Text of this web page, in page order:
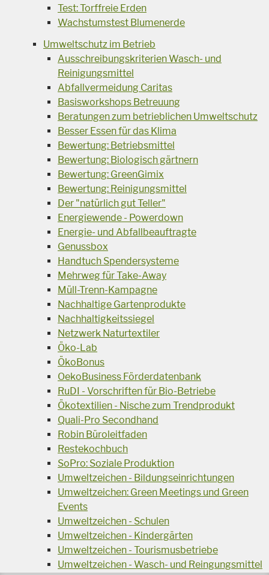
Test: Torffreie Erden
Wachstumstest Blumenerde
Umweltschutz im Betrieb
Ausschreibungskriterien Wasch- und
Reinigungsmittel
Abfallvermeidung Caritas
Basisworkshops Betreuung
Beratungen zum betrieblichen Umweltschutz
Besser Essen für das Klima
Bewertung: Betriebsmittel
Bewertung: Biologisch gärtnern
Bewertung: GreenGimix
Bewertung: Reinigungsmittel
Der "natürlich gut Teller"
Energiewende - Powerdown
Energie- und Abfallbeauftragte
Genussbox
Handtuch Spendersysteme
Mehrweg für Take-Away
Müll-Trenn-Kampagne
Nachhaltige Gartenprodukte
Nachhaltigkeitssiegel
Netzwerk Naturtextiler
Öko-Lab
ÖkoBonus
OekoBusiness Förderdatenbank
RuDI - Vorschriften für Bio-Betriebe
Ökotextilien - Nische zum Trendprodukt
Quali-Pro Secondhand
Robin Büroleitfaden
Restekochbuch
SoPro: Soziale Produktion
Umweltzeichen - Bildungseinrichtungen
Umweltzeichen: Green Meetings und Green
Events
Umweltzeichen - Schulen
Umweltzeichen - Kindergärten
Umweltzeichen - Tourismusbetriebe
Umweltzeichen - Wasch- und Reingungsmittel